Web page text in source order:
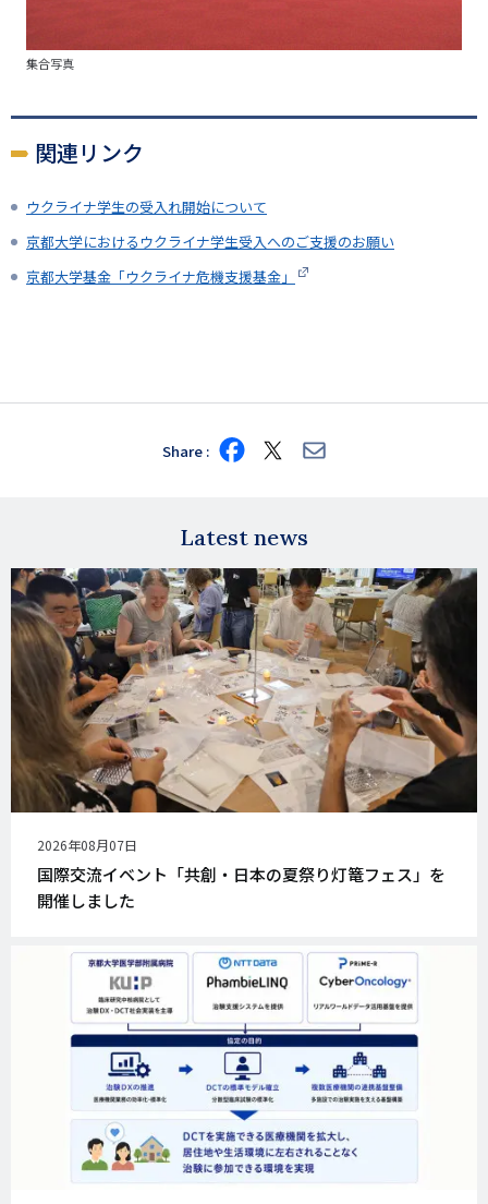
集合写真
関連リンク
ウクライナ学生の受入れ開始について
京都大学におけるウクライナ学生受入へのご支援のお願い
京都大学基金「ウクライナ危機支援基金」
Share Share
on
Share
on
Share
via
Latest news
公
開
日
2026年08月07日
国際交流イベント「共創・日本の夏祭り灯篭フェス」を
開催しました